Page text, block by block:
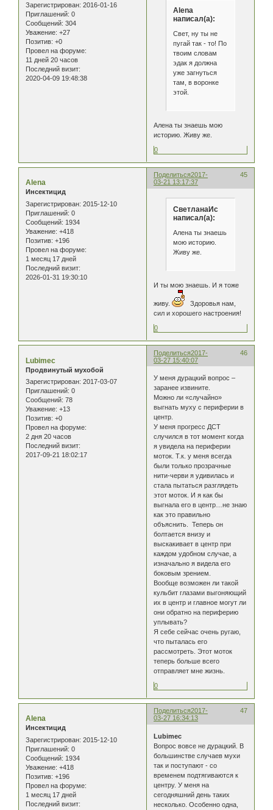
Зарегистрирован: 2016-01-16
Приглашений: 0
Сообщений: 304
Уважение: +27
Позитив: +0
Провел на форуме:
11 дней 20 часов
Последний визит:
2020-04-09 19:48:38
Alena
написал(а):
Свет, ну ты не
пугай так - то! По
твоим словам
эдак я должна
уже загнуться
там, в воронке
этой.
Алена ты знаешь мою
историю. Живу же.
0
Поделиться 45
2017-
03-21 13:17:37
Alena
Инсектицид
Зарегистрирован: 2015-12-10
Приглашений: 0
Сообщений: 1934
Уважение: +418
Позитив: +196
Провел на форуме:
1 месяц 17 дней
Последний визит:
2026-01-31 19:30:10
СветланаИс
написал(а):
Алена ты знаешь
мою историю.
Живу же.
И ты мою знаешь. И я тоже
живу.
Здоровья нам,
сил и хорошего настроения!
0
Поделиться 46
2017-
03-27 15:40:07
Lubimec
Продвинутый мухобой
Зарегистрирован: 2017-03-07
Приглашений: 0
Сообщений: 78
Уважение: +13
Позитив: +0
Провел на форуме:
2 дня 20 часов
Последний визит:
2017-09-21 18:02:17
У меня дурацкий вопрос –
заранее извините.
Можно ли «случайно»
выгнать муху с периферии в
центр.
У меня прогресс ДСТ
случился в тот момент когда
я увидела на периферии
моток. Т.к. у меня всегда
были только прозрачные
нити-черви я удивилась и
стала пытаться разглядеть
этот моток. И я как бы
выгнала его в центр…не знаю
как это правильно
объяснить. Теперь он
болтается внизу и
выскакивает в центр при
каждом удобном случае, а
изначально я видела его
боковым зрением.
Вообще возможен ли такой
кульбит глазами выгоняющий
их в центр и главное могут ли
они обратно на периферию
уплывать?
Я себе сейчас очень ругаю,
что пыталась его
рассмотреть. Этот моток
теперь больше всего
отправляет мне жизнь.
0
Поделиться 47
2017-
03-27 16:34:13
Alena
Инсектицид
Зарегистрирован: 2015-12-10
Приглашений: 0
Сообщений: 1934
Уважение: +418
Позитив: +196
Провел на форуме:
1 месяц 17 дней
Последний визит:
Lubimec
Вопрос вовсе не дурацкий. В
большинстве случаев мухи
так и поступают - со
временем подтягиваются к
центру. У меня на
сегодняшний день таких
несколько. Особенно одна,